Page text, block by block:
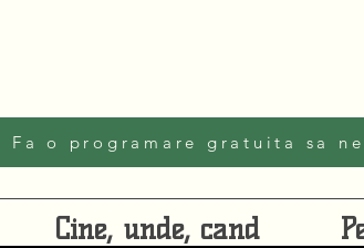
Fa o programare gratuita sa
Cine, unde, cand